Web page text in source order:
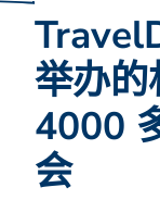
举办的
4000
会